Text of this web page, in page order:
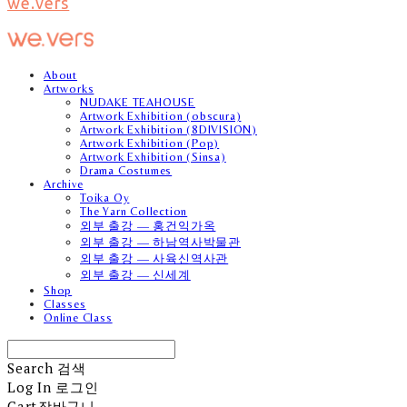
About
Artworks
NUDAKE TEAHOUSE
Artwork Exhibition (obscura)
Artwork Exhibition (8DIVISION)
Artwork Exhibition (Pop)
Artwork Exhibition (Sinsa)
Drama Costumes
Archive
Toika Oy
The Yarn Collection
외부 출강 — 홍건익가옥
외부 출강 — 하남역사박물관
외부 출강 — 사육신역사관
외부 출강 — 신세계
Shop
Classes
Online Class
Search 검색
Log In 로그인